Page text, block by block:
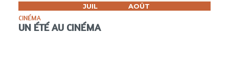
JUIL AOÛT
CINÉMA
UN ÉTÉ AU CINÉMA